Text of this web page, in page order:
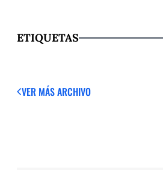
ETIQUETAS
VER MÁSARCHIVO